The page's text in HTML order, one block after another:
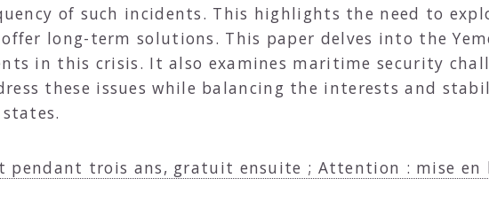
of such incidents. This highlights the need to
long-term solutions. This paper delves into the
in this crisis. It also examines maritime security
these issues while balancing the interests and
pendant trois ans, gratuit ensuite ; Attention : mise en